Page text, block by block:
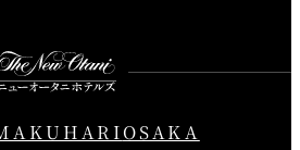
OSAKA